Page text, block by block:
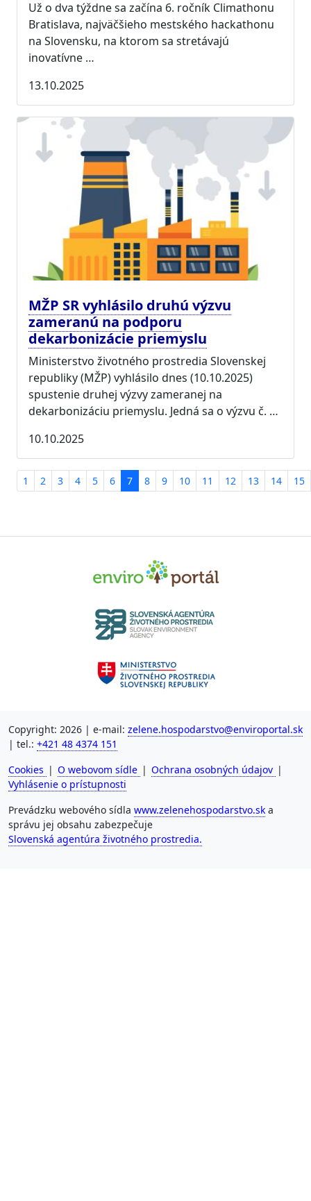
Už o dva týždne sa začína 6. ročník Climathonu
Bratislava, najväčšieho mestského hackathonu
na Slovensku, na ktorom sa stretávajú
inovatívne …
13.10.2025
MŽP SR vyhlásilo druhú výzvu
zameranú na podporu
dekarbonizácie priemyslu
Ministerstvo životného prostredia Slovenskej
republiky (MŽP) vyhlásilo dnes (10.10.2025)
spustenie druhej výzvy zameranej na
dekarbonizáciu priemyslu. Jedná sa o výzvu č. …
10.10.2025
1 2 3 4 5 6 7 8 9 10 11 12 13 14 15
Copyright: 2026 | e-mail: zelene.hospodarstvo@enviroportal.sk
| tel.: +421 48 4374 151
Cookies | O webovom sídle | Ochrana osobných údajov |
Vyhlásenie o prístupnosti
Prevádzku webového sídla www.zelenehospodarstvo.sk a
správu jej obsahu zabezpečuje
Slovenská agentúra životného prostredia.